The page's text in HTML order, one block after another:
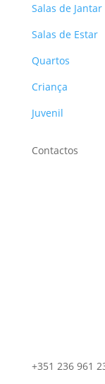
Salas de Jantar
Salas de Estar
Quartos
Criança
Juvenil
Contactos
+351 236 961